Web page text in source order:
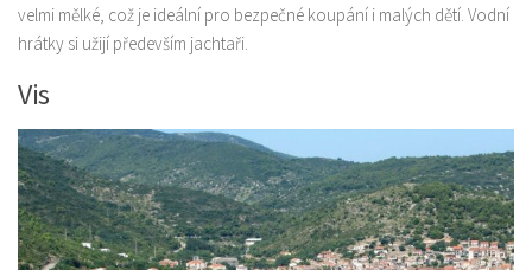
velmi mělké, což je ideální pro bezpečné koupání i malých dětí. Vodní
hrátky si užijí především jachtaři.
Vis